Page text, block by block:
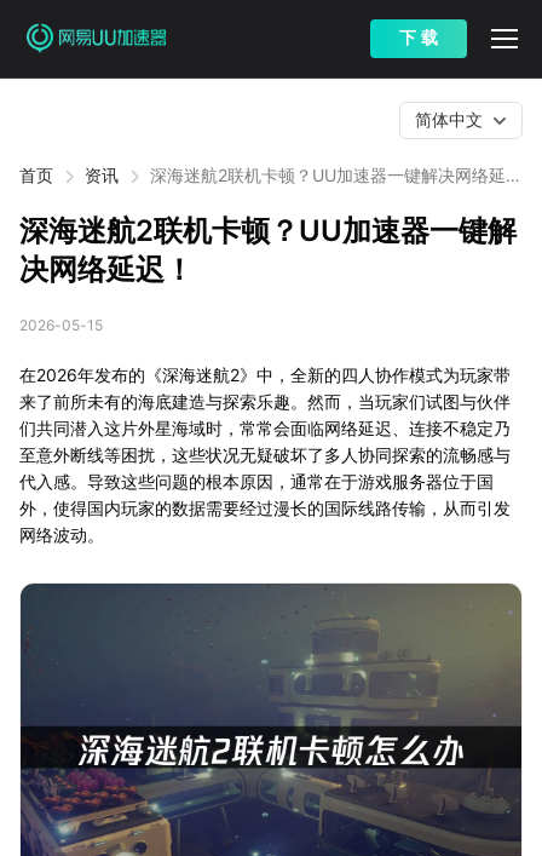
下 载
首页 资讯
深海迷航2联机卡顿？UU加速器一键解决网络延
简体中文
深海迷航2联机卡顿？UU加速器一键解
决网络延迟！
2026-05-15
在2026年发布的《深海迷航2》中，全新的四人协作模式为玩家带
来了前所未有的海底建造与探索乐趣。然而，当玩家们试图与伙伴
们共同潜入这片外星海域时，常常会面临网络延迟、连接不稳定乃
至意外断线等困扰，这些状况无疑破坏了多人协同探索的流畅感与
代入感。导致这些问题的根本原因，通常在于游戏服务器位于国
外，使得国内玩家的数据需要经过漫长的国际线路传输，从而引发
网络波动。